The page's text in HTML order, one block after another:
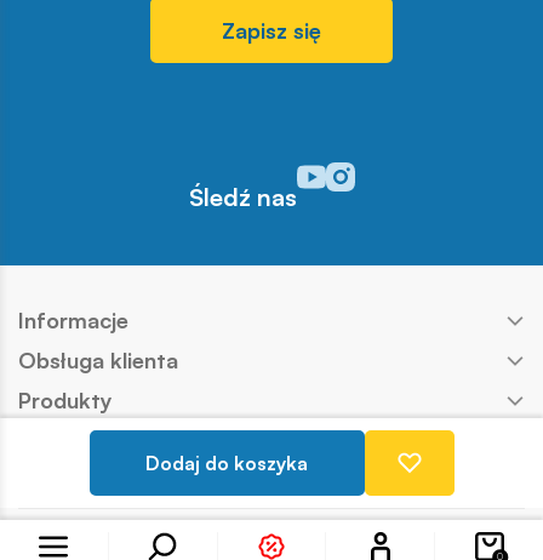
Konto 0
Dodaj do koszyka
Zapisz się
Śledź nas
Odwiedź nasz profil w
Odwiedź nasz profil w
Informacje
Obsługa klienta
Produkty
Kontakt
Copyright © COBI SA Realizacja: Ideo